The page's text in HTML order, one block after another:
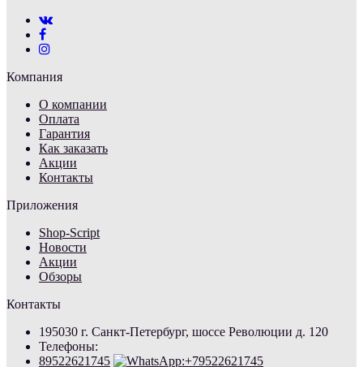
Компания
О компании
Оплата
Гарантия
Как заказать
Акции
Контакты
Приложения
Shop-Script
Новости
Акции
Обзоры
Контакты
195030 г. Санкт-Петербург, шоссе Революции д. 120
Телефоны:
89522621745